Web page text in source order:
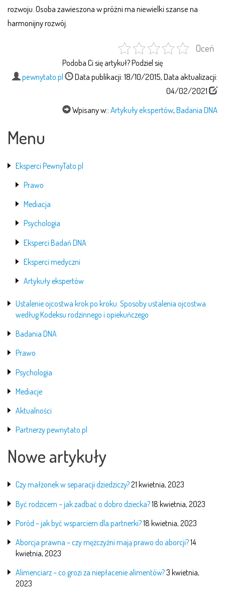
rozwoju. Osoba zawieszona w próżni ma niewielki szanse na
harmonijny rozwój.
Oceń
Podoba Ci się artykuł? Podziel się
pewnytato.pl
Data publikacji: 18/10/2015, Data aktualizacji:
04/02/2021
Wpisany w::Artykuły ekspertów,Badania DNA
Menu
Eksperci PewnyTato.pl
Prawo
Mediacja
Psychologia
Eksperci Badań DNA
Eksperci medyczni
Artykuły ekspertów
Ustalenie ojcostwa krok po kroku. Sposoby ustalenia ojcostwa
według Kodeksu rodzinnego i opiekuńczego
Badania DNA
Prawo
Psychologia
Mediacje
Aktualności
Partnerzy pewnytato.pl
Nowe artykuły
Czy małżonek w separacji dziedziczy?21 kwietnia, 2023
Być rodzicem – jak zadbać o dobro dziecka?18 kwietnia, 2023
Poród – jak być wsparciem dla partnerki?18 kwietnia, 2023
Aborcja prawna – czy mężczyźni mają prawo do aborcji?14
kwietnia, 2023
Alimenciarz – co grozi za niepłacenie alimentów?3 kwietnia,
2023